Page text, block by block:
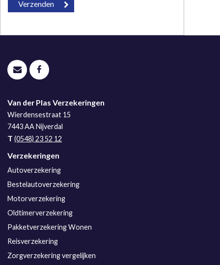
Van der Plas Verzekeringen
Wierdensestraat 15
7443 AANijverdal
T (0548) 23 52 12
Verzekeringen
Autoverzekering
Bestelautoverzekering
Motorverzekering
Oldtimerverzekering
Pakketverzekering Wonen
Reisverzekering
Zorgverzekering vergelijken